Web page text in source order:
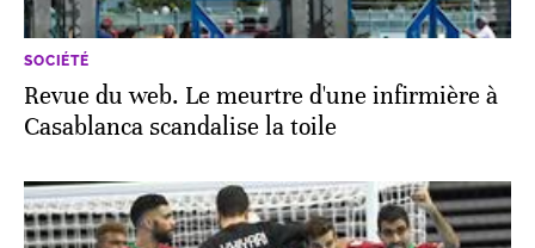
SOCIÉTÉ
Revue du web. Le meurtre d'une infirmière à
Casablanca scandalise la toile